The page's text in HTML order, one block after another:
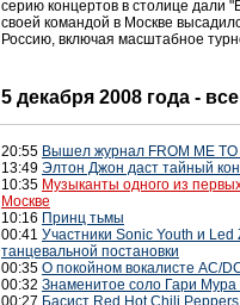
серию концертов в столице дали
своей командой в Москве
Россию, включая масштабное
5 декабря 2008 года -
20:55 Вышел журнал FROM ME
13:49 Элтон Джон даст тайный
10:35 Музыканты одного из
Москве
10:16 Принц тьмы
00:41 Участники Sonic Youth и
танцевальной постановки
00:35 О покойном вокалисте AC/
00:32 Знаменитое соло Гари Мура